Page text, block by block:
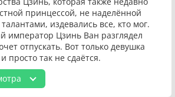
принцессой, не наделённой
издевались все, кто мог.
император Цзинь Ван разглядел
отпускать. Вот только девушка
просто так не сдаётся.